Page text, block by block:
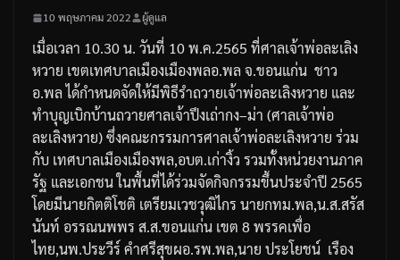
10 พฤษภาคม 2022 ผู้ดูแล
เมื่อเวลา 10.30น. วันที่ 10พ.ค.2565 ที่ศาลเจ้าพ่อละเลิง
หวาย เขตเทศบาลเมืองเมืองพลอ.พล จ.ขอนแก่น ชาว
อ.พล ได้กำหนดจัดให้มีพิธีรำถวายเจ้าพ่อละเลิงหวาย และ
ทำบุญเบิกบ้านถวายศาลเจ้าปึงเถ่ากง–ม่า (ศาลเจ้าพ่อ
ละเลิงหวาย)ซึ่งคณะกรรมการศาลเจ้าพ่อละเลิงหวาย ร่วม
กับ เทศบาลเมืองเมืองพล,อบต.เก่างิ้ว รวมทั้งหน่วยงานภาค
รัฐ และเอกชนในพื้นที่ได้ร่วมจัดกิจกรรมขึ้นประจำปี 2565
โดยมีนายกิตติโชติ เตรียมเวชวุฒิไกร นายกทม.พล,น.ส.สรัส
นันท์ อรรณนพพร ส.ส.ขอนแก่น เขต 8พรรคเพื่อ
ไทย,นพ.ประวีร์ คำศรีสุขผอ.รพ.พล,นาย ประโยชน์ เรือง